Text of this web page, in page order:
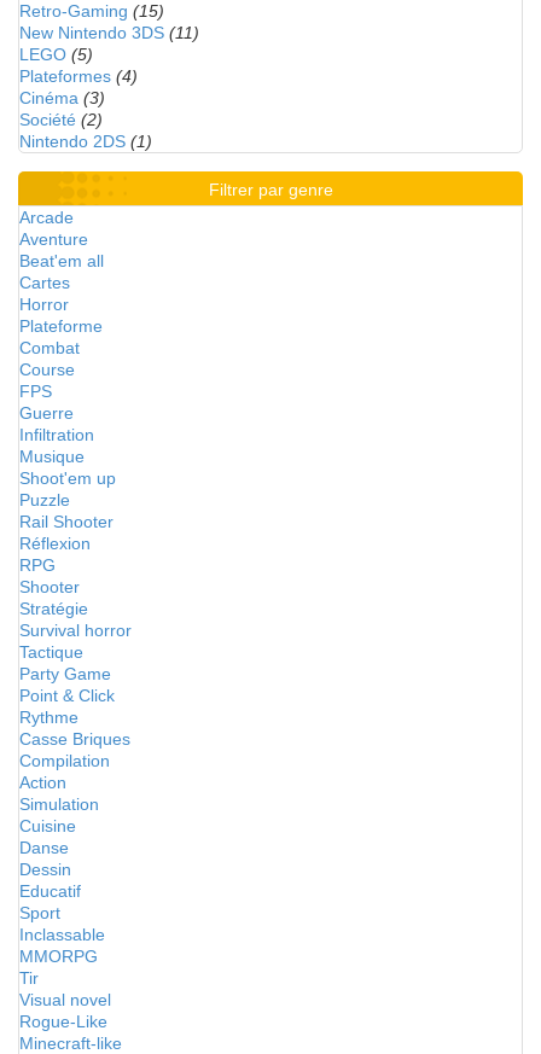
Retro-Gaming (15)
New Nintendo 3DS (11)
LEGO (5)
Plateformes (4)
Cinéma (3)
Société (2)
Nintendo 2DS (1)
Filtrer par genre
Arcade
Aventure
Beat'em all
Cartes
Horror
Plateforme
Combat
Course
FPS
Guerre
Infiltration
Musique
Shoot'em up
Puzzle
Rail Shooter
Réflexion
RPG
Shooter
Stratégie
Survival horror
Tactique
Party Game
Point & Click
Rythme
Casse Briques
Compilation
Action
Simulation
Cuisine
Danse
Dessin
Educatif
Sport
Inclassable
MMORPG
Tir
Visual novel
Rogue-Like
Minecraft-like